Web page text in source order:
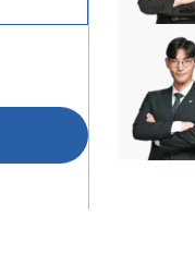
고객
통
AI